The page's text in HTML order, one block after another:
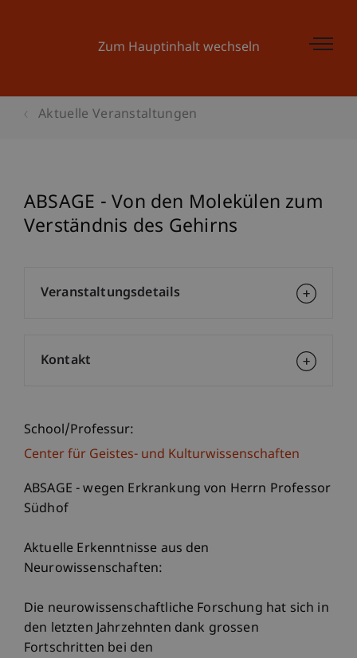
Zum Hauptinhalt wechseln
Aktuelle Veranstaltungen
ABSAGE - Von den Molekülen zum
Verständnis des Gehirns
School/Professur:
Center für Geistes- und Kulturwissenschaften
ABSAGE - wegen Erkrankung von Herrn Professor
Südhof
Aktuelle Erkenntnisse aus den
Neurowissenschaften:
Die neurowissenschaftliche Forschung hat sich in
den letzten Jahrzehnten dank grossen
Fortschritten bei den
Veranstaltungsdetails
Kontakt